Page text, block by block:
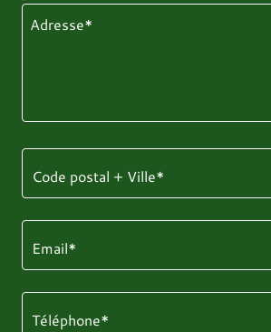
Code postal + Ville*
Email*
Téléphone*